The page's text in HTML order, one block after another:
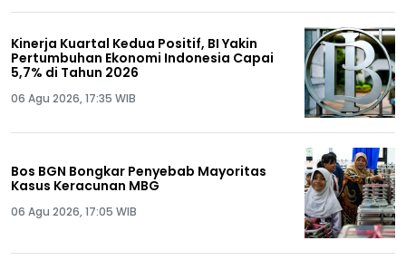
Kinerja Kuartal Kedua Positif, BI Yakin
Pertumbuhan Ekonomi Indonesia Capai
5,7% di Tahun 2026
06 Agu 2026, 17:35 WIB
Bos BGN Bongkar Penyebab Mayoritas
Kasus Keracunan MBG
06 Agu 2026, 17:05 WIB